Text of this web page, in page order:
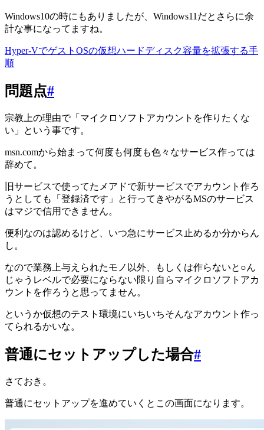
Windows10の時にもありましたが、Windows11だとさらに余
計な事になってますね。
Hyper-VでゲストOSの仮想ハードディスク容量を拡張する手
順
問題点#
宗教上の理由で「マイクロソフトアカウントを作りたくな
い」という事です。
msn.comから始まって何度も何度も色々なサービス作っては
辞めて。
旧サービスで使ってたメアドで新サービスでアカウント作ろ
うとしても「登録済です」と行ってきやがるMSのサービス
はマジで信用できません。
便利なのは認めるけど、いつ急にサービス止めるか分からん
し。
なので業務上与えられたモノ以外、もしくは作らないと○ん
じゃうレベルで必要にならない限り自らマイクロソフトアカ
ウントを作ろうと思ってません。
というか仮想のテスト環境にいちいちそんなアカウント作っ
てられるかいな。
普通にセットアップした場合#
さておき。
普通にセットアップを進めていくとこの画面になります。